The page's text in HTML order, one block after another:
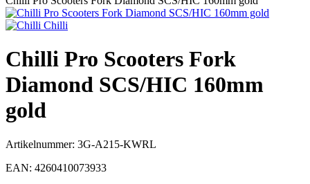
Chilli
Chilli Pro Scooters Fork
Diamond SCS/HIC 160mm
gold
Artikelnummer: 3G-A215-KWRL
EAN: 4260410073933